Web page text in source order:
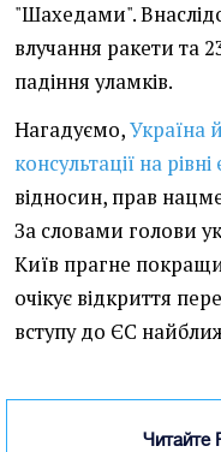
"Шахедами".
влучання ракети та
падіння уламків.
Нагадуємо,Україна
консультації на рівні
відносин, прав
За словами голови
Київ прагне
очікує відкриття
вступу до ЄС
Читайте